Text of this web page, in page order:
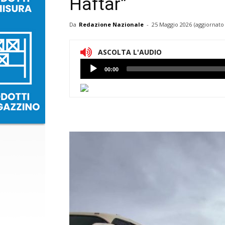
Haftar”
Da Redazione Nazionale - 25 Maggio 2026 (aggiornato
ASCOLTA L'AUDIO
Lettore
Audio
00:00